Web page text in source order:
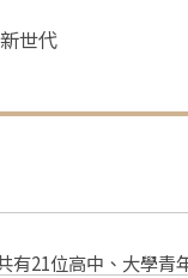
世代
21位高中、大學青